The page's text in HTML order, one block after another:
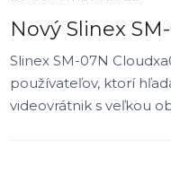
Nový Slinex
Slinex SM-07N
používateľov, ktorí
videovrátnik s veľkou